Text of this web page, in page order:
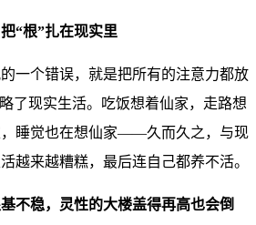
“根”扎在现实里
一个错误，就是把所有的注意力都放
了现实生活。吃饭想着仙家，走路想
睡觉也在想仙家——久而久之，与现
越来越糟糕，最后连自己都养不活。
不稳，灵性的大楼盖得再高也会倒